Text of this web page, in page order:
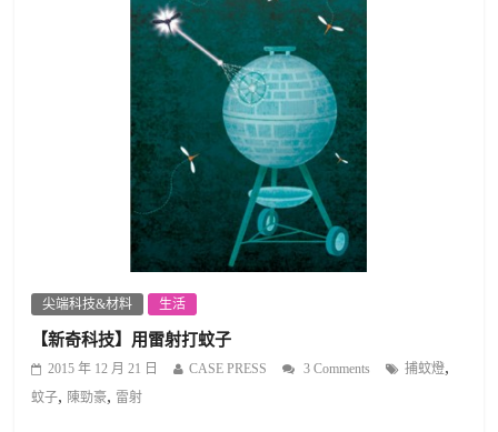
尖端科技&材料 生活
【新奇科技】用雷射打蚊子
2015 年 12 月 21 日 CASE PRESS 3 Comments 捕蚊燈,
蚊子, 陳勁豪, 雷射